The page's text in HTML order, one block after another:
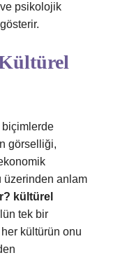
psikolojik
biçimlerde
görselliği,
üzerinden anlam
kültürel
tek bir
her kültürün onu